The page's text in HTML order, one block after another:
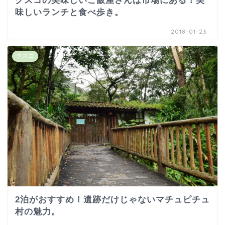
味しいランチと食べ歩き。
2018-01-23
クスコ
2泊がおすすめ！遺跡だけじゃないマチュピチュ
村の魅力。